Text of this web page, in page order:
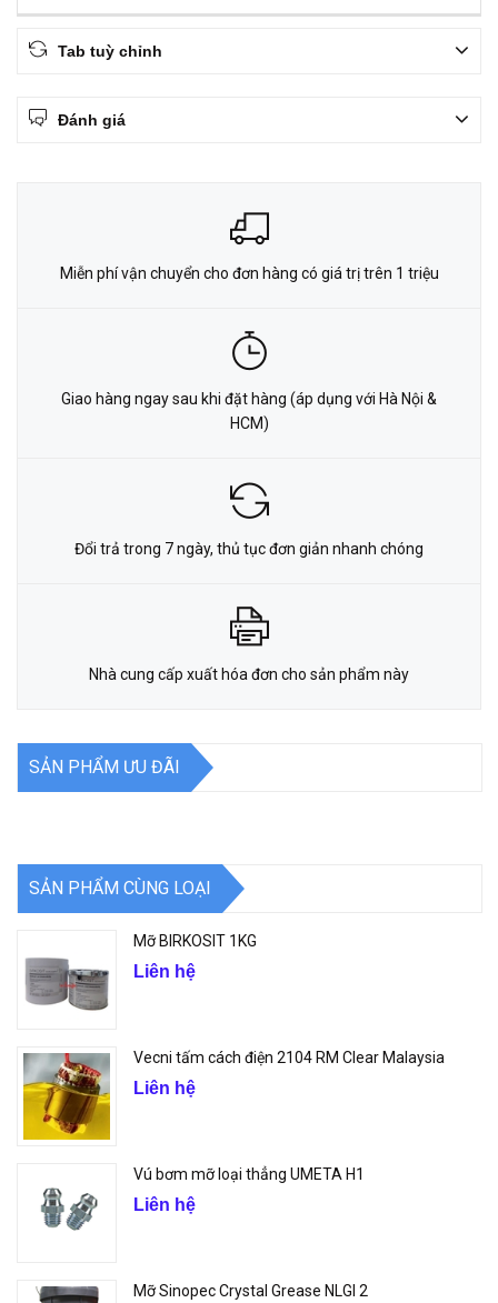
Tab tuỳ chỉnh
Đánh giá
Miễn phí vận chuyển cho đơn hàng có giá trị trên 1 triệu
Giao hàng ngay sau khi đặt hàng (áp dụng với Hà Nội &
HCM)
Đổi trả trong 7 ngày, thủ tục đơn giản nhanh chóng
Nhà cung cấp xuất hóa đơn cho sản phẩm này
SẢN PHẨM ƯU ĐÃI
SẢN PHẨM CÙNG LOẠI
Mỡ BIRKOSIT 1KG
Liên hệ
Vecni tấm cách điện 2104 RM Clear Malaysia
Liên hệ
Vú bơm mỡ loại thẳng UMETA H1
Liên hệ
Mỡ Sinopec Crystal Grease NLGI 2